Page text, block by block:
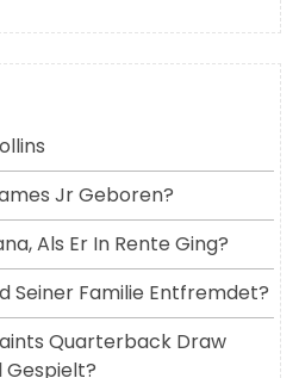
Jr Geboren?
Als Er In Rente Ging?
Seiner Familie Entfremdet?
Quarterback Draw
Gespielt?